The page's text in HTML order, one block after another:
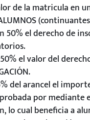
de la matricula en
50% el derecho de
el valor del
del arancel el
por mediante
lo cual beneficia a